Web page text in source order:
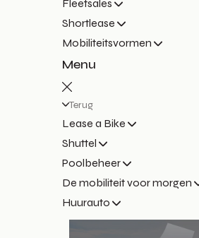
Fleetsales
Shortlease
Mobiliteitsvormen
Menu
Terug
Lease a Bike
Shuttel
Poolbeheer
De mobiliteit voor morgen
Huurauto